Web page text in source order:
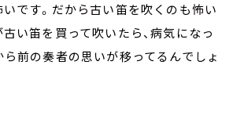
です。だから古い笛を吹くのも怖い
い笛を買って吹いたら、病気になっ
ら前の奏者の思いが移ってるんでしょ